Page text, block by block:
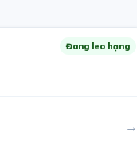
Đang leo hạng
→